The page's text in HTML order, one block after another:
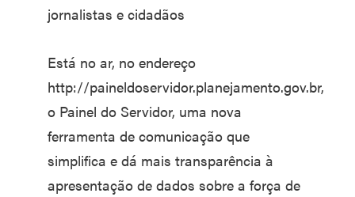
jornalistas e cidadãos
Está no ar, no endereço
http://paineldoservidor.planejamento.gov.br,
o Painel do Servidor, uma nova
ferramenta de comunicação que
simplifica e dá mais transparência à
apresentação de dados sobre a força de